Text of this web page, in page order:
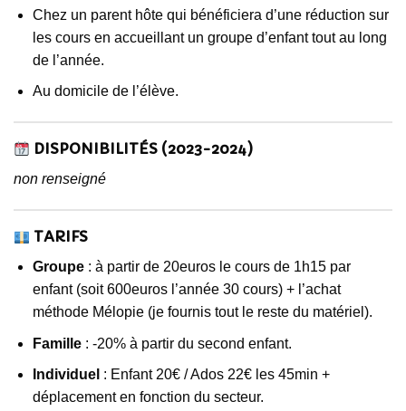
Chez un parent hôte qui bénéficiera d’une réduction sur
les cours en accueillant un groupe d’enfant tout au long
de l’année.
Au domicile de l’élève.
DISPONIBILITÉS (2023-2024)
non renseigné
TARIFS
Groupe: à partir de 20euros le cours de 1h15 par
enfant (soit 600euros l’année 30 cours) + l’achat
méthode Mélopie (je fournis tout le reste du matériel).
Famille: -20% à partir du second enfant.
Individuel : Enfant 20€ / Ados 22€ les 45min +
déplacement en fonction du secteur.